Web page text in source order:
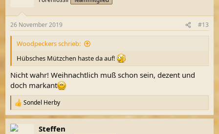
26 November 2019 #13
Woodpeckers schrieb:
Hübsches Mützchen haste da auf!
Nicht wahr! Weihnachtlich muß schon sein, dezent und
doch markant
R
e
a
k
Sondel Herby
Steffen